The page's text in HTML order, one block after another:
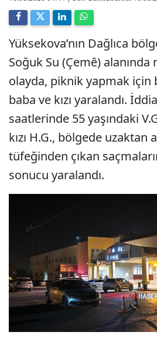
Yüksekova’nın Dağlıca
Soğuk Su (Çemê)
olayda, piknik yapmak için
baba ve kızı yaralandı.
saatlerinde 55 yaşındaki
kızı H.G., bölgede uzaktan
tüfeğinden çıkan
sonucu yaralandı.